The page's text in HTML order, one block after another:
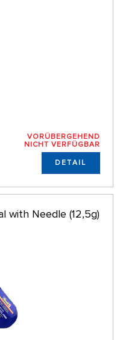
VORÜBERGEHEND
NICHT VERFÜGBAR
DETAIL
with Needle (12,5g)